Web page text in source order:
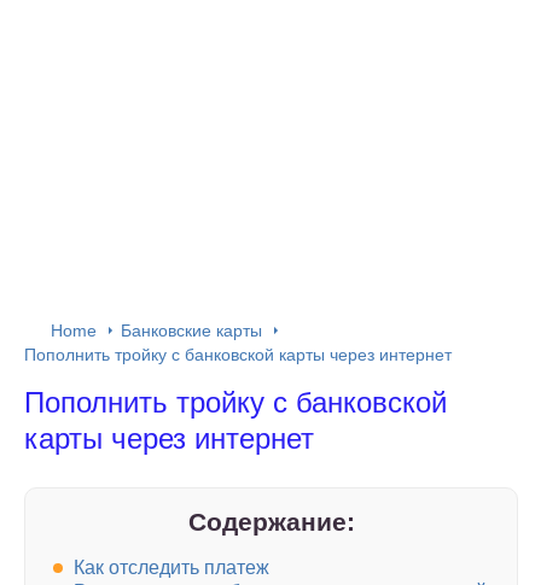
Home
Банковские карты
Пополнить тройку с банковской карты через интернет
Пополнить тройку с банковской
карты через интернет
Содержание:
Как отследить платеж